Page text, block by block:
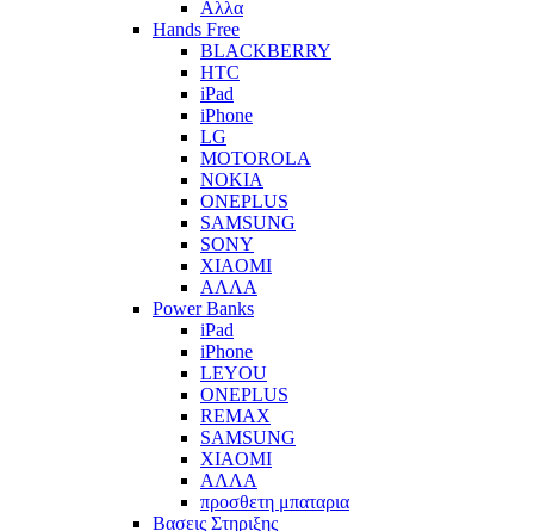
Αλλα
Hands Free
BLACKBERRY
HTC
iPad
iPhone
LG
MOTOROLA
NOKIA
ONEPLUS
SAMSUNG
SONY
XIAOMI
ΑΛΛΑ
Power Banks
iPad
iPhone
LEYOU
ONEPLUS
REMAX
SAMSUNG
XIAOMI
ΑΛΛΑ
προσθετη μπαταρια
Βασεις Στηριξης